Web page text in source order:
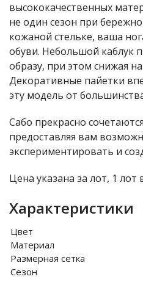
высококачественных
не один сезон при
кожаной стельке, ваша
обуви. Небольшой каблук
образу, при этом снижая
Декоративные пайетки
эту модель от
Сабо прекрасно
предоставляя вам
экспериментировать и
Цена указана за лот, 1 лот
Характеристики
Цвет
Материал
Размерная сетка
Сезон